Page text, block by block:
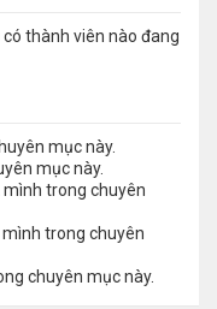
thành viên nào đang
mục này.
mục này.
trong chuyên
trong chuyên
chuyên mục này.